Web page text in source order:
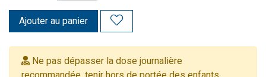
Ajouter au panier
Ne pas dépasser la dose journalière